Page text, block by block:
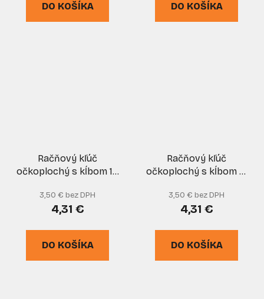
DO KOŠÍKA DO KOŠÍKA
Račňový kľúč
očkoplochý s kĺbom 10
3,50 € bez DPH
4,31 €
DO KOŠÍKA
Račňový kľúč
očkoplochý s kĺbom 12
3,50 € bez DPH
4,31 €
DO KOŠÍKA